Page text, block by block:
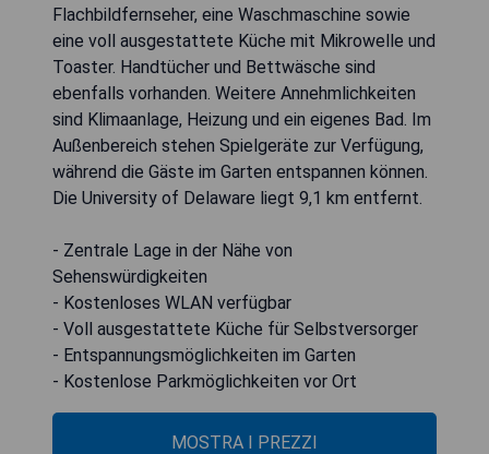
Flachbildfernseher, eine Waschmaschine sowie
eine voll ausgestattete Küche mit Mikrowelle und
Toaster. Handtücher und Bettwäsche sind
ebenfalls vorhanden. Weitere Annehmlichkeiten
sind Klimaanlage, Heizung und ein eigenes Bad. Im
Außenbereich stehen Spielgeräte zur Verfügung,
während die Gäste im Garten entspannen können.
Die University of Delaware liegt 9,1 km entfernt.
- Zentrale Lage in der Nähe von
Sehenswürdigkeiten
- Kostenloses WLAN verfügbar
- Voll ausgestattete Küche für Selbstversorger
- Entspannungsmöglichkeiten im Garten
- Kostenlose Parkmöglichkeiten vor Ort
MOSTRA I PREZZI